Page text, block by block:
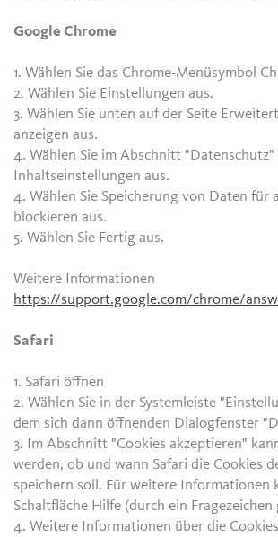
Google Chrome
1. Wählen Sie das Chrome-Menüsymbol
2. Wählen Sie Einstellungen aus.
3. Wählen Sie unten auf der Seite
anzeigen aus.
4. Wählen Sie im Abschnitt
Inhaltseinstellungen aus.
4. Wählen Sie Speicherung von Daten für
blockieren aus.
5. Wählen Sie Fertig aus.
Weitere Informationen
https://support.google.com/chrome/
Safari
1. Safari öffnen
2. Wählen Sie in der Systemleiste
dem sich dann öffnenden Dialogfenster
3. Im Abschnitt "Cookies akzeptieren"
werden, ob und wann Safari die Cookies
speichern soll. Für weitere Informationen
Schaltfläche Hilfe (durch ein
4. Weitere Informationen über die